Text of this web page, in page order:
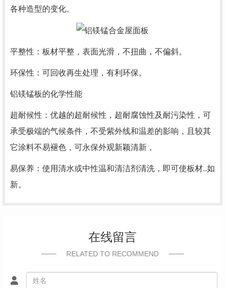
各种造型的变化。
平整性：板材平整，表面光滑，不扭曲，不偏斜。
环保性：可回收再生处理，有利环保。
铝镁锰板的化学性能
超耐候性：优越的超耐候性，超耐腐蚀性及耐污染性，可
承受极端的气候条件，不受紫外线和温差的影响，且较其
它涂料不易褪色，可永保外观新颖清新，
易保养：使用清水或中性温和清洁剂清洗，即可使板材..如
新。
在线留言
RELATED TO RECOMMEND